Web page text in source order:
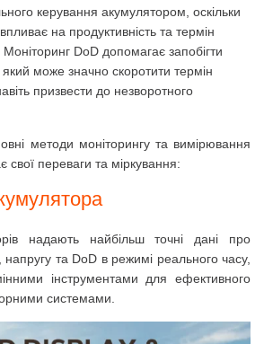
керування акумулятором, оскільки
на продуктивність та термін
Моніторинг DoD допомагає запобігти
може значно скоротити термін
призвести до незворотного
методи моніторингу та вимірювання
свої переваги та міркування:
надають найбільш точні дані про
напругу та DoD в режимі реального часу,
інструментами для ефективного
системами.